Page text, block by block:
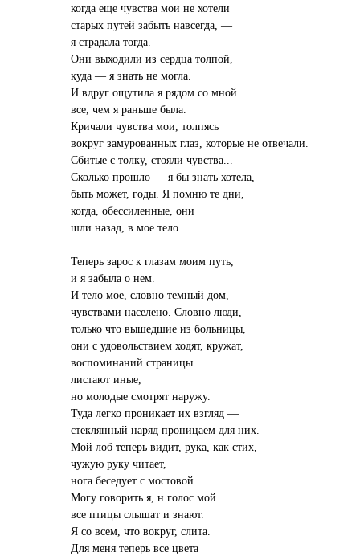
когда еще чувства мои не хотели
старых путей забыть навсегда, —
я страдала тогда.
Они выходили из сердца толпой,
куда — я знать не могла.
И вдруг ощутила я рядом со мной
все, чем я раньше была.
Кричали чувства мои, толпясь
вокруг замурованных глаз, которые не отвечали.
Сбитые с толку, стояли чувства...
Сколько прошло — я бы знать хотела,
быть может, годы. Я помню те дни,
когда, обессиленные, они
шли назад, в мое тело.
Теперь зарос к глазам моим путь,
и я забыла о нем.
И тело мое, словно темный дом,
чувствами населено. Словно люди,
только что вышедшие из больницы,
они с удовольствием ходят, кружат,
воспоминаний страницы
листают иные,
но молодые смотрят наружу.
Туда легко проникает их взгляд —
стеклянный наряд проницаем для них.
Мой лоб теперь видит, рука, как стих,
чужую руку читает,
нога беседует с мостовой.
Могу говорить я, н голос мой
все птицы слышат и знают.
Я со всем, что вокруг, слита.
Для меня теперь все цвета